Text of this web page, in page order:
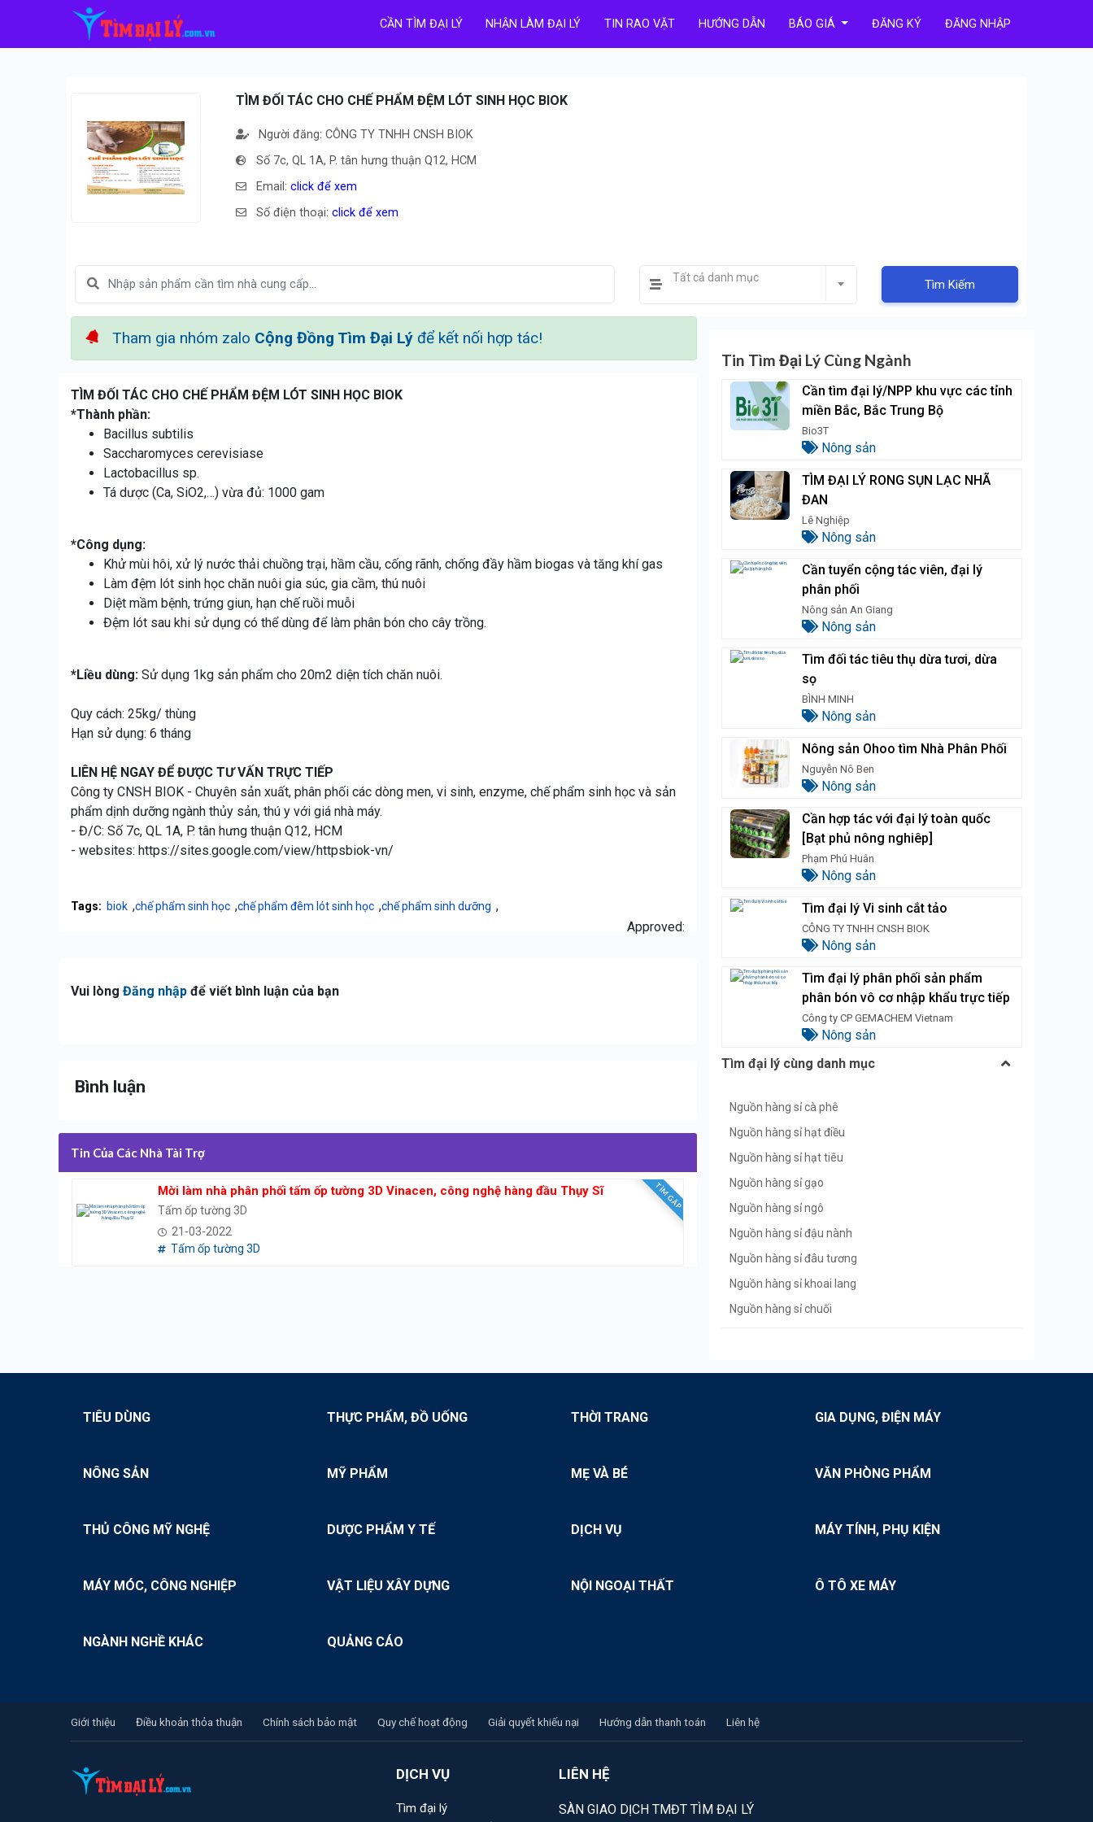
CẦN TÌM ĐẠI LÝ NHẬN LÀM ĐẠI LÝ TIN RAO VẶT HƯỚNG DẪN BÁO GIÁ ĐĂNG KÝ ĐĂNG NHẬP
TÌM ĐỐI TÁC CHO CHẾ PHẨM ĐỆM LÓT SINH HỌC BIOK
Người đăng: CÔNG TY TNHH CNSH BIOK
Số 7c, QL 1A, P. tân hưng thuận Q12, HCM
Email:click để xem
Số điện thoại:click để xem
Tất cả danh mục Tìm Kiếm
Tham gia nhóm zalo Cộng Đồng Tìm Đại Lý để kết nối hợp tác!
TÌM ĐỐI TÁC CHO CHẾ PHẨM ĐỆM LÓT SINH HỌC BIOK
*Thành phần:
Bacillus subtilis
Saccharomyces cerevisiase
Lactobacillus sp.
Tá dược (Ca, SiO2,…) vừa đủ: 1000 gam
*Công dụng:
Khử mùi hôi, xử lý nước thải chuồng trại, hầm cầu, cống rãnh, chống đầy hầm biogas và tăng khí gas
Làm đệm lót sinh học chăn nuôi gia súc, gia cầm, thú nuôi
Diệt mầm bệnh, trứng giun, hạn chế ruồi muỗi
Đệm lót sau khi sử dụng có thể dùng để làm phân bón cho cây trồng.
*Liều dùng: Sử dụng 1kg sản phẩm cho 20m2 diện tích chăn nuôi.
Quy cách: 25kg/ thùng
Hạn sử dụng: 6 tháng
LIÊN HỆ NGAY ĐỂ ĐƯỢC TƯ VẤN TRỰC TIẾP
Công ty CNSH BIOK - Chuyên sản xuất, phân phối các dòng men, vi sinh, enzyme, chế phẩm sinh học và sản
phẩm dịnh dưỡng ngành thủy sản, thú y với giá nhà máy.
- Đ/C: Số 7c, QL 1A, P. tân hưng thuận Q12, HCM
- websites: https://sites.google.com/view/httpsbiok-vn/
Tags: biok ,chế phẩm sinh học ,chế phẩm đêm lót sinh học ,chế phẩm sinh dưỡng ,
Approved:
Vui lòng Đăng nhập để viết bình luận của bạn
Bình luận
Tin Của Các Nhà Tài Trợ
TÌM GẤP
Mời làm nhà phân phối tấm ốp tường 3D Vinacen, công nghệ hàng đầu Thụy Sĩ
Tấm ốp tường 3D
21-03-2022
Tấm ốp tường 3D
Tin Tìm Đại Lý Cùng Ngành
Cần tìm đại lý/NPP khu vực các tỉnh
miền Bắc, Bắc Trung Bộ
Bio3T
Nông sản
TÌM ĐẠI LÝ RONG SỤN LẠC NHÃ
ĐAN
Lê Nghiệp
Nông sản
Cần tuyển cộng tác viên, đại lý
phân phối
Nông sản An Giang
Nông sản
Tìm đối tác tiêu thụ dừa tươi, dừa
sọ
BÌNH MINH
Nông sản
Nông sản Ohoo tìm Nhà Phân Phối
Nguyễn Nô Ben
Nông sản
Cần hợp tác với đại lý toàn quốc
[Bạt phủ nông nghiêp]
Phạm Phú Huân
Nông sản
Tìm đại lý Vi sinh cắt tảo
CÔNG TY TNHH CNSH BIOK
Nông sản
Tìm đại lý phân phối sản phẩm
phân bón vô cơ nhập khẩu trực tiếp
Công ty CP GEMACHEM Vietnam
Nông sản
Tìm đại lý cùng danh mục
Nguồn hàng sỉ cà phê
Nguồn hàng sỉ hạt điều
Nguồn hàng sỉ hạt tiêu
Nguồn hàng sỉ gạo
Nguồn hàng sỉ ngô
Nguồn hàng sỉ đậu nành
Nguồn hàng sỉ đâu tương
Nguồn hàng sỉ khoai lang
Nguồn hàng sỉ chuối
Nguồn hàng sỉ chôm chôm
Nguồn hàng sỉ hạt hướng dương
TIÊU DÙNG THỰC PHẨM, ĐỒ UỐNG THỜI TRANG GIA DỤNG, ĐIỆN MÁY
NÔNG SẢN MỸ PHẨM MẸ VÀ BÉ VĂN PHÒNG PHẨM
THỦ CÔNG MỸ NGHỆ DƯỢC PHẨM Y TẾ DỊCH VỤ MÁY TÍNH, PHỤ KIỆN
MÁY MÓC, CÔNG NGHIỆP VẬT LIỆU XÂY DỰNG NỘI NGOẠI THẤT Ô TÔ XE MÁY
NGÀNH NGHỀ KHÁC QUẢNG CÁO
Giới thiệu Điều khoản thỏa thuận Chính sách bảo mật Quy chế hoạt động Giải quyết khiếu nại Hướng dẫn thanh toán Liên hệ
DỊCH VỤ
Tìm đại lý
LIÊN HỆ
SÀN GIAO DỊCH TMĐT TÌM ĐẠI LÝ